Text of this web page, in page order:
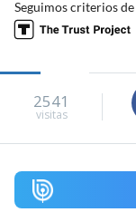
Seguimos criterios de
2541
visitas